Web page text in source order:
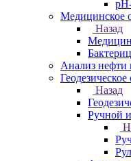
Медицинское
Назад
Анализ нефти
Назад
Ручной